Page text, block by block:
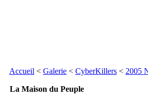
Accueil < Galerie < CyberKillers < 2005
La Maison du Peuple